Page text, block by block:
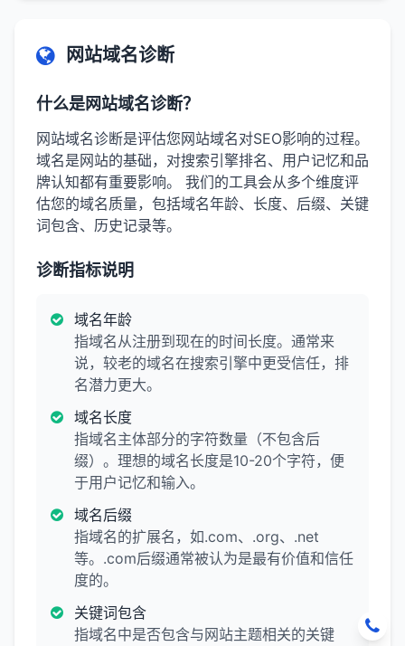
网站域名诊断
什么是网站域名诊断？
网站域名诊断是评估您网站域名对SEO影响的过程。
域名是网站的基础，对搜索引擎排名、用户记忆和品
牌认知都有重要影响。 我们的工具会从多个维度评
估您的域名质量，包括域名年龄、长度、后缀、关键
词包含、历史记录等。
诊断指标说明
域名年龄
指域名从注册到现在的时间长度。通常来
说，较老的域名在搜索引擎中更受信任，排
名潜力更大。
域名长度
指域名主体部分的字符数量（不包含后
缀）。理想的域名长度是10-20个字符，便
于用户记忆和输入。
域名后缀
指域名的扩展名，如.com、.org、.net
等。.com后缀通常被认为是最有价值和信任
度的。
关键词包含
指域名中是否包含与网站主题相关的关键